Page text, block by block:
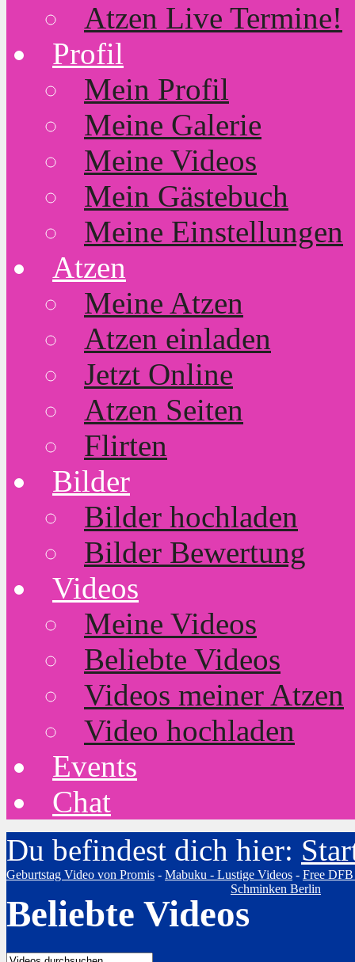
Atzen Live Termine!
Profil
Mein Profil
Meine Galerie
Meine Videos
Mein Gästebuch
Meine Einstellungen
Atzen
Meine Atzen
Atzen einladen
Jetzt Online
Atzen Seiten
Flirten
Bilder
Bilder hochladen
Bilder Bewertung
Videos
Meine Videos
Beliebte Videos
Videos meiner Atzen
Video hochladen
Events
Chat
Du befindest dich hier:
Geburtstag Video von Promis - Mabuku - Lustige Videos - Free
Schminken Berlin
Beliebte Videos